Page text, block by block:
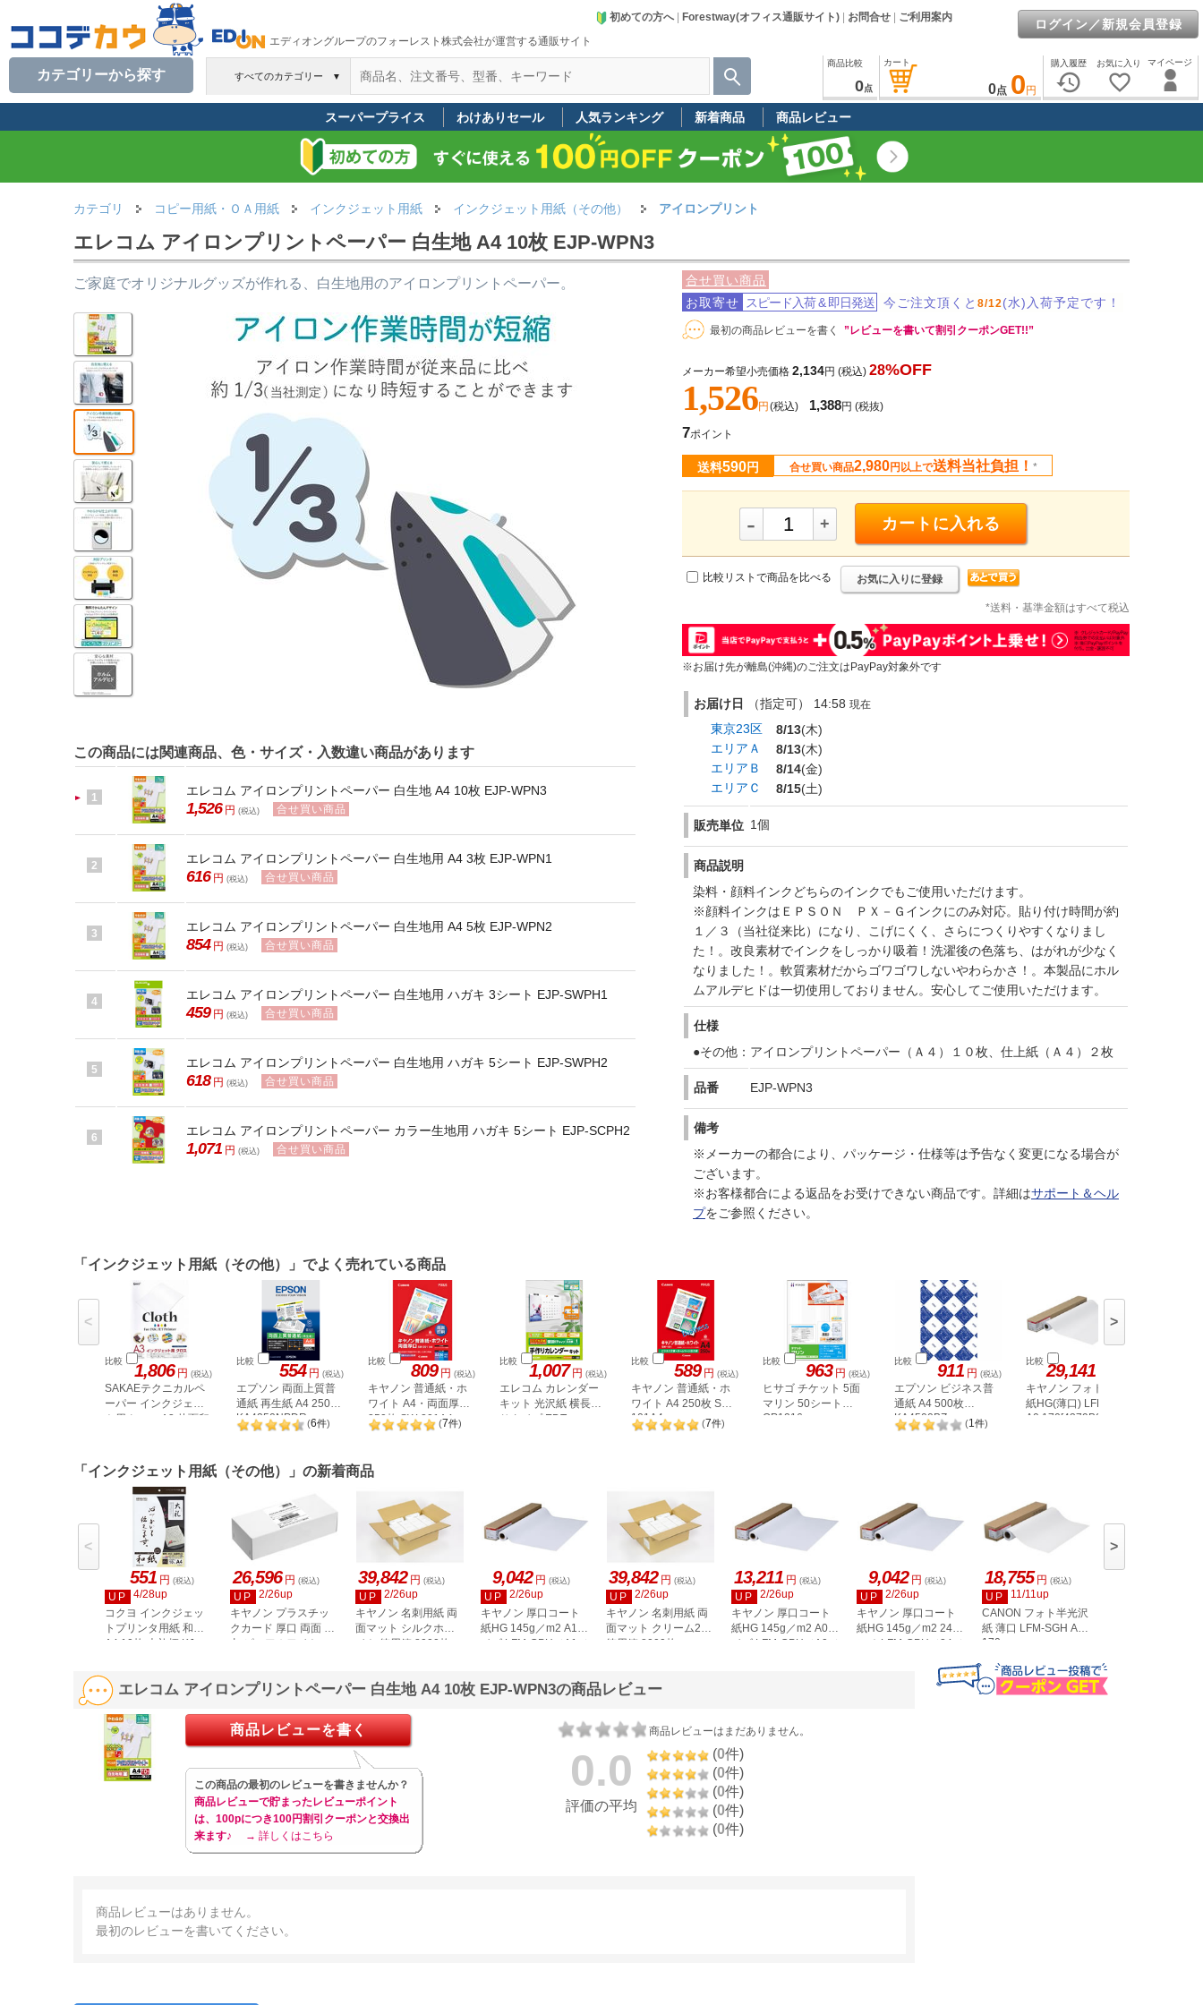
エディオングループのフォーレスト株式会社が運営する通販サイト
初めての方へ| Forestway(オフィス通販サイト) お問合せ ご利用案内 ログイン／新規会員登録
すべてのカテゴリー ▼
カテゴリーから探す
マイページ
お気に入り
favorite_border
購入履歴
history
カート
0点 0 円
商品比較
0点
スーパープライス わけありセール 人気ランキング 新着商品 商品レビュー
カテゴリ コピー用紙・ＯＡ用紙 インクジェット用紙 インクジェット用紙（その他） アイロンプリント
エレコム アイロンプリントペーパー 白生地 A4 10枚 EJP-WPN3
合せ買い商品
お取寄せ
スピード入荷& 即日発送 今ご注文頂くと 8/12(水)入荷予定です！
最初の商品レビューを書く ”レビューを書いて割引クーポンGET!!”
メーカー希望小売価格 2,134円 (税込) 28%OFF
1,526円 (税込) 1,388円 (税抜)
7ポイント
送料590円 合せ買い商品2,980円以上で送料当社負担！ *
- + カートに入れる
比較リストで商品を比べる お気に入りに登録
*送料・基準金額はすべて税込
※お届け先が離島(沖縄)のご注文はPayPay対象外です
お届け日 （指定可） 14:58 現在
東京23区 8/13(木)
エリアＡ
8/13(木)
エリアＢ
8/14(金)
エリアＣ
8/15(土)
販売単位 1個
商品説明
染料・顔料インクどちらのインクでもご使用いただけます。
※顔料インクはＥＰＳＯＮ ＰＸ－Ｇインクにのみ対応。貼り付け時間が約
１／３（当社従来比）になり、こげにくく、さらにつくりやすくなりまし
た！。改良素材でインクをしっかり吸着！洗濯後の色落ち、はがれが少なく
なりました！。軟質素材だからゴワゴワしないやわらかさ！。本製品にホル
ムアルデヒドは一切使用しておりません。安心してご使用いただけます。
仕様
●その他：アイロンプリントペーパー（Ａ４）１０枚、仕上紙（Ａ４）２枚
品番 EJP-WPN3
備考
※メーカーの都合により、パッケージ・仕様等は予告なく変更になる場合が
ございます。
※お客様都合による返品をお受けできない商品です。詳細はサポート＆ヘル
プをご参照ください。
ご家庭でオリジナルグッズが作れる、白生地用のアイロンプリントペーパー。
この商品には関連商品、色・サイズ・入数違い商品があります
1 エレコム アイロンプリントペーパー 白生地 A4 10枚 EJP-WPN3
1,526 円 (税込) 合せ買い商品
2 エレコム アイロンプリントペーパー 白生地用 A4 3枚 EJP-WPN1
616 円 (税込) 合せ買い商品
3 エレコム アイロンプリントペーパー 白生地用 A4 5枚 EJP-WPN2
854 円 (税込) 合せ買い商品
4 エレコム アイロンプリントペーパー 白生地用 ハガキ 3シート EJP-SWPH1
459 円 (税込) 合せ買い商品
5 エレコム アイロンプリントペーパー 白生地用 ハガキ 5シート EJP-SWPH2
618 円 (税込) 合せ買い商品
6 エレコム アイロンプリントペーパー カラー生地用 ハガキ 5シート EJP-SCPH2
1,071 円 (税込) 合せ買い商品
「インクジェット用紙（その他）」でよく売れている商品
比較 1,806 円 (税込)
SAKAEテクニカルペ
ーパー インクジェッ
ト用クロス A3 片面印
比較 554 円 (税込)
エプソン 両面上質普
通紙 再生紙 A4 250枚
KA4250NPDR(6件)
比較 809 円 (税込)
キヤノン 普通紙・ホ
ワイト A4・両面厚口
250枚 SW-201A4
(7件)
比較 1,007 円 (税込)
エレコム カレンダー
キット 光沢紙 横長吊
りタイプ EDT-
比較 589 円 (税込)
キヤノン 普通紙・ホ
ワイト A4 250枚 SW-
101A4
(7件)
比較 963 円 (税込)
ヒサゴ チケット 5面
マリン 50シート
OP1216
比較 911 円 (税込)
エプソン ビジネス普
通紙 A4 500枚
KA4500BZ
(1件)
比較 29,141
キヤノン フォト光沢
紙HG(薄口) LFM-GPH
A0 170[4379B006]
< >
「インクジェット用紙（その他）」の新着商品
551 円 (税込)
UP
4/28up
コクヨ インクジェッ
トプリンタ用紙 和紙
A4 10枚 大礼柄 KJ-
26,596 円 (税込)
UP
2/26up
キヤノン プラスチッ
クカード 厚口 両面 角
丸 ピュアホワイト
39,842 円 (税込)
UP
2/26up
キヤノン 名刺用紙 両
面マット シルクホワ
イト 徳用箱 8000枚
9,042 円 (税込)
UP
2/26up
キヤノン 厚口コート
紙HG 145g／m2 A1サ
イズ LFM-CPH／A1／
39,842 円 (税込)
UP
2/26up
キヤノン 名刺用紙 両
面マット クリーム2
徳用箱 8000枚
13,211 円 (税込)
UP
2/26up
キヤノン 厚口コート
紙HG 145g／m2 A0サ
イズ LFM-CPH／A0／
9,042 円 (税込)
UP
2/26up
キヤノン 厚口コート
紙HG 145g／m2 24イ
ンチ LFM-CPH／24／
18,755 円 (税込)
UP
11/11up
CANON フォト半光沢
紙 薄口 LFM-SGH A1
170
< >
エレコム アイロンプリントペーパー 白生地 A4 10枚 EJP-WPN3の商品レビュー
商品レビューはまだありません。
0.0
評価の平均
(0件)
(0件)
(0件)
(0件)
(0件)
商品レビューを書く
この商品の最初のレビューを書きませんか？
商品レビューで貯まったレビューポイント
は、100pにつき100円割引クーポンと交換出
来ます♪
→ 詳しくはこちら
商品レビューはありません。
最初のレビューを書いてください。